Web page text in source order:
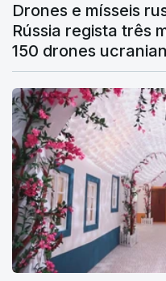
Drones e mísseis
Rússia regista três
150 drones